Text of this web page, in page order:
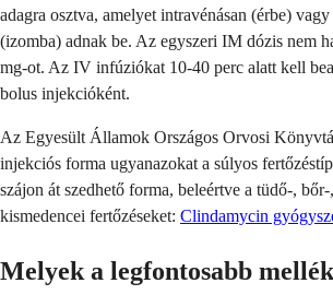
adagra osztva, amelyet intravénásan (érbe)
(izomba) adnak be. Az egyszeri IM dózis nem
mg-ot. Az IV infúziókat 10-40 perc alatt kell
bolus injekcióként.
Az Egyesült Államok Országos Orvosi
injekciós forma ugyanazokat a súlyos
szájon át szedhető forma, beleértve a tüdő-,
kismedencei fertőzéseket: Clindamycin
Melyek a legfontosabb